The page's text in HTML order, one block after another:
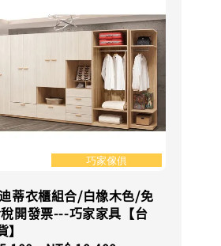
蒂衣櫃組合/白橡木色/免
開發票---巧家家具【台